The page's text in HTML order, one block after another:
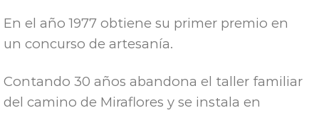
En el año 1977 obtiene su primer premio en
un concurso de artesanía.
Contando 30 años abandona el taller familiar
del camino de Miraflores y se instala en